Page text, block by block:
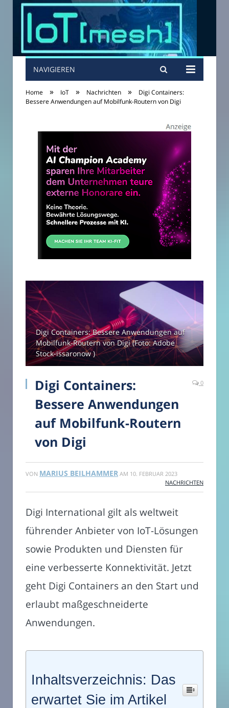
NAVIGIEREN
Home » IoT » Nachrichten »
Digi Containers:
Bessere Anwendungen auf Mobilfunk-Routern von Digi
Digi Containers: Bessere Anwendungen auf
Mobilfunk-Routern von Digi (Foto: Adobe
Stock-issaronow )
Digi Containers:
Bessere Anwendungen
auf Mobilfunk-Routern
von Digi
0
VON MARIUS BEILHAMMER AM 10. FEBRUAR 2023
NACHRICHTEN
Digi International gilt als weltweit
führender Anbieter von IoT-Lösungen
sowie Produkten und Diensten für
eine verbesserte Konnektivität. Jetzt
geht Digi Containers an den Start und
erlaubt maßgeschneiderte
Anwendungen.
Inhaltsverzeichnis: Das
erwartet Sie im Artikel